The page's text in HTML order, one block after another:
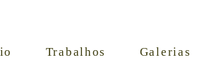
Trabalhos Galerias